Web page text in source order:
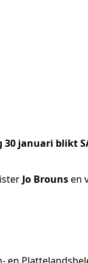
januari blikt
Jo Brounsen